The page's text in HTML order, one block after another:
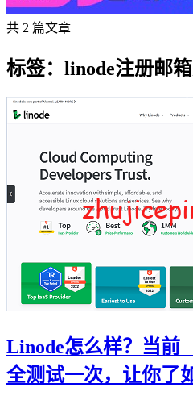
共 2 篇文章
标签：linode注册邮
Linode怎么样？当前
全测试一次，让你了